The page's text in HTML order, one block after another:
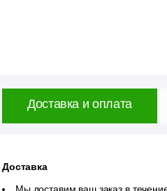
Доставка и оплата
Доставка